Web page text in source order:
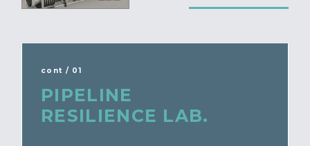
cont / 01
PIPELINE
RESILIENCE LAB.